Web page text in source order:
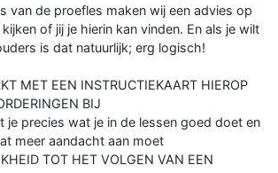
van de proefles maken wij een advies op
of jij je hierin kan vinden. En als je wilt
is dat natuurlijk; erg logisch!
MET EEN INSTRUCTIEKAART HIEROP
BIJ
je precies wat je in de lessen goed doet en
meer aandacht aan moet
TOT HET VOLGEN VAN EEN